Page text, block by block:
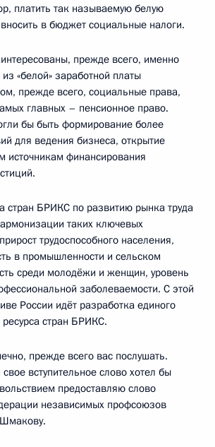
платить так называемую белую
вносить в бюджет социальные налоги.
прежде всего, именно
«белой» заработной платы
прежде всего, социальные права,
главных – пенсионное право.
бы быть формирование более
для ведения бизнеса, открытие
источникам финансирования
стран БРИКС по развитию рынка труда
таких ключевых
трудоспособного населения,
в промышленности и сельском
среди молодёжи и женщин, уровень
заболеваемости. С этой
России идёт разработка единого
стран БРИКС.
прежде всего вас послушать.
вступительное слово хотел бы
предоставляю слово
независимых профсоюзов
Шмакову.